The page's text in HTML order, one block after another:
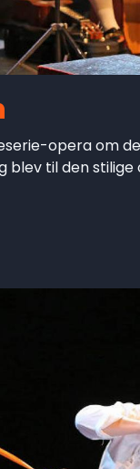
opera om
blev til den